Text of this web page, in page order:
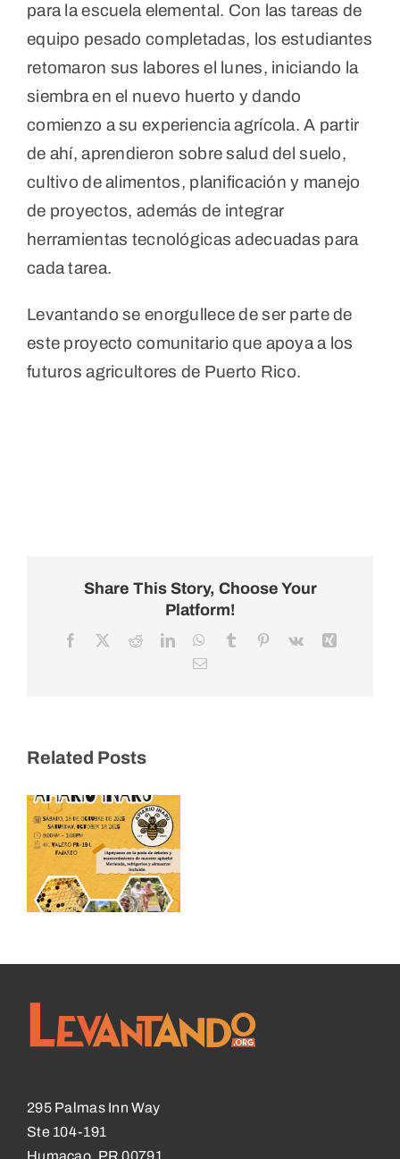
para la escuela elemental. Con las tareas de
equipo pesado completadas, los estudiantes
retomaron sus labores el lunes, iniciando la
siembra en el nuevo huerto y dando
comienzo a su experiencia agrícola. A partir
de ahí, aprendieron sobre salud del suelo,
cultivo de alimentos, planificación y manejo
de proyectos, además de integrar
herramientas tecnológicas adecuadas para
cada tarea.
Levantando se enorgullece de ser parte de
este proyecto comunitario que apoya a los
futuros agricultores de Puerto Rico.
Share This Story, Choose Your
Platform!
Facebook RedditLinkedInWhatsApp
Tumblr Pinterest
Vk
Email
Related Posts
octubre de
295 Palmas Inn Way
Ste 104-191